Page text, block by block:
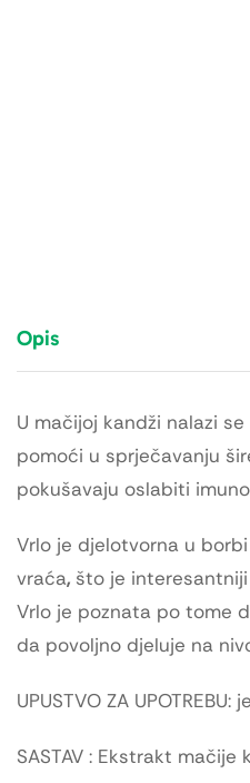
Opis
U mačijoj kandži nalazi
pomoći u sprječavanju
pokušavaju oslabiti
Vrlo je djelotvorna u
vraća, što je
Vrlo je poznata po tome
da povoljno djeluje na
UPUSTVO ZA
SASTAV : Ekstrakt